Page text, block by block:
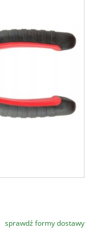
sprawdź formy dostawy